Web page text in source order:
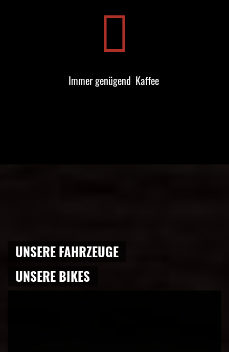
Immer genügend Kaffee
UNSERE FAHRZEUGE
UNSERE BIKES